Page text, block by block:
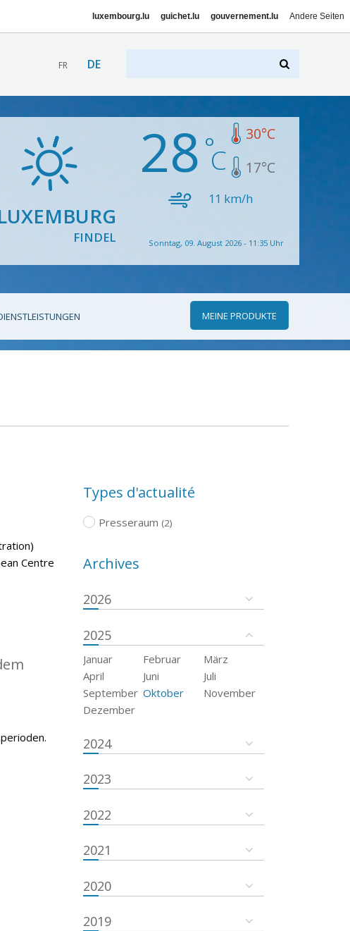
luxembourg.lu guichet.lu gouvernement.lu Andere Seiten
FR DE
FINDEL
28 30°C
17°C
11 km/h
Sonntag, 09. August 2026 - 11:35 Uhr
MEINE PRODUKTE
Centre
Types d'actualité
Presseraum (2)
Archives
2026
2025
Januar Februar
März
April
Juni
Juli
September Oktober
November
Dezember
2024
2023
2022
2021
2020
2019